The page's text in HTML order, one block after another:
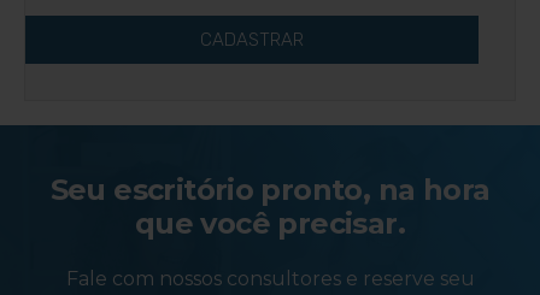
CADASTRAR
Seu escritório pronto, na hora
que você precisar.
Fale com nossos consultores e reserve seu